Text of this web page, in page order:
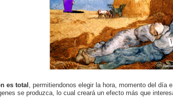
es total , permitiendonos elegir la hora, momento del
se produzca, lo cual creará un efecto más que